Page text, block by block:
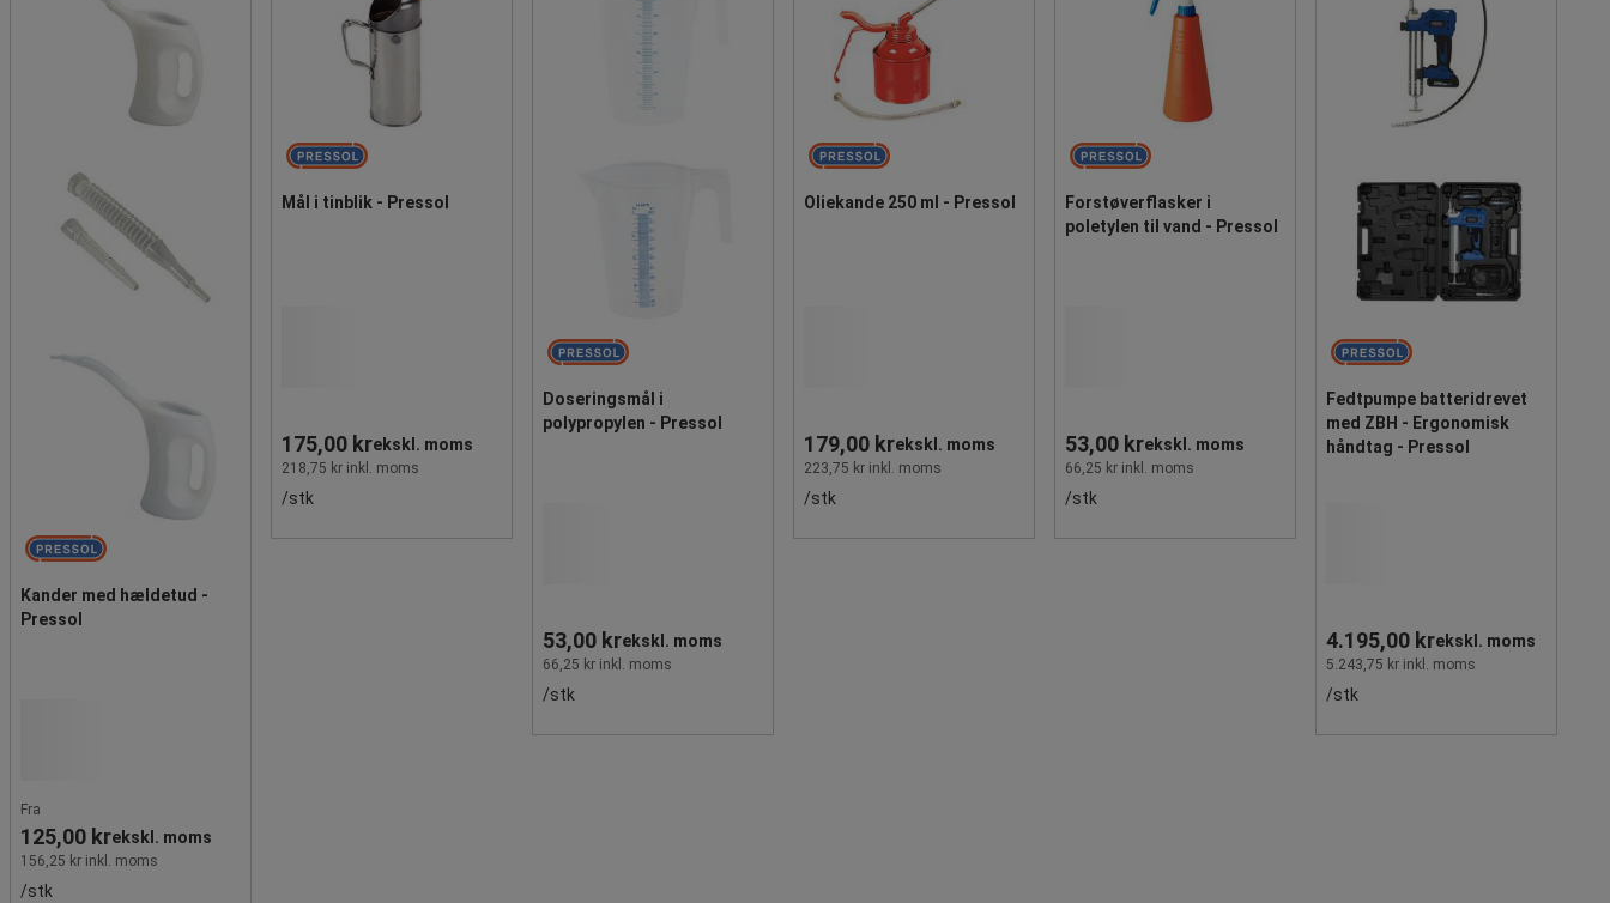
Kander med hældetud -
Pressol
Fra
125,00 krekskl. moms
156,25 kr inkl. moms
/stk
Mål i tinblik - Pressol
175,00 krekskl. moms
218,75 kr inkl. moms
/stk
Doseringsmål i
polypropylen - Pressol
53,00 krekskl. moms
66,25 kr inkl. moms
/stk
Oliekande 250 ml - Pressol
179,00 krekskl. moms
223,75 kr inkl. moms
/stk
Forstøverflasker i
poletylen til vand - Pressol
53,00 krekskl. moms
66,25 kr inkl. moms
/stk
Fedtpumpe batteridrevet
med ZBH - Ergonomisk
håndtag - Pressol
4.195,00 krekskl. moms
5.243,75 kr inkl. moms
/stk